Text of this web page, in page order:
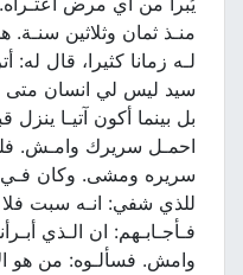
منـذ ثمان وثلاثين سنـة.
لـه زمانا كثيرا، قال له:
سيد ليس لي انسان متى
بل بينما أكون آتيـا ينزل
احمـل سريرك وامـش.
سريره ومشى. وكان فـي
للذي شفي: انـه سبت فلا
فـأجـابـهم: ان الـذي
وامش. فسألـوه: من هو